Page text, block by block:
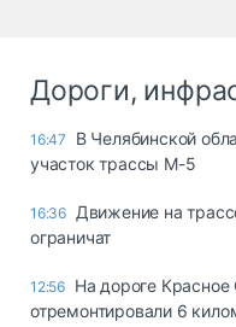
Дороги,
16:47
В Челябинской
участок трассы М-5
16:36 Движение на
ограничат
12:56 На дороге Красное
отремонтировали 6